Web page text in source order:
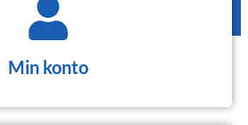
Min konto